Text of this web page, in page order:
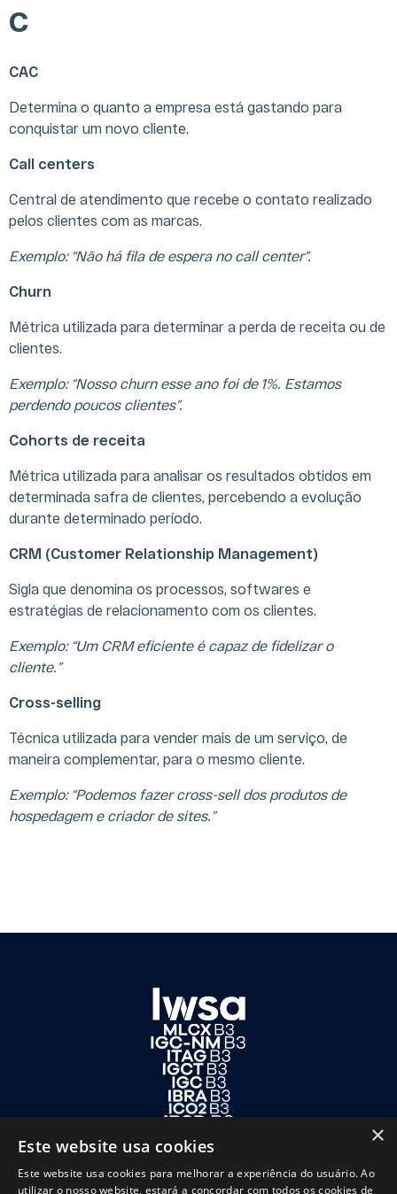
C
CAC
Determina o quanto a empresa está gastando para
conquistar um novo cliente.
Call centers
Central de atendimento que recebe o contato realizado
pelos clientes com as marcas.
Exemplo: “Não há fila de espera no call center”.
Churn
Métrica utilizada para determinar a perda de receita ou de
clientes.
Exemplo: “Nosso churn esse ano foi de 1%. Estamos
perdendo poucos clientes”.
Cohorts de receita
Métrica utilizada para analisar os resultados obtidos em
determinada safra de clientes, percebendo a evolução
durante determinado período.
CRM (Customer Relationship Management)
Sigla que denomina os processos, softwares e
estratégias de relacionamento com os clientes.
Exemplo: “Um CRM eficiente é capaz de fidelizar o
cliente.”
Cross-selling
Técnica utilizada para vender mais de um serviço, de
maneira complementar, para o mesmo cliente.
Exemplo: “Podemos fazer cross-sell dos produtos de
hospedagem e criador de sites.”
A
COMPANHIA
Nosso
Nossas
Unidades de
Aquisições
GOVERNANÇA
CORPORATIVA
Acionária
Conselhos e
Comitês
Políticas,
Conselho e
Assembleias
Mercado
ESG
INFORMAÇÕES
FINANCEIRAS
Resultados
Cobertura de
Analistas
Gráficos
AOS
Fale com RI
Mailing
×
Este website usa cookies
Este website usa cookies para melhorar a experiência do usuário. Ao
utilizar o nosso website, estará a concordar com todos os cookies de